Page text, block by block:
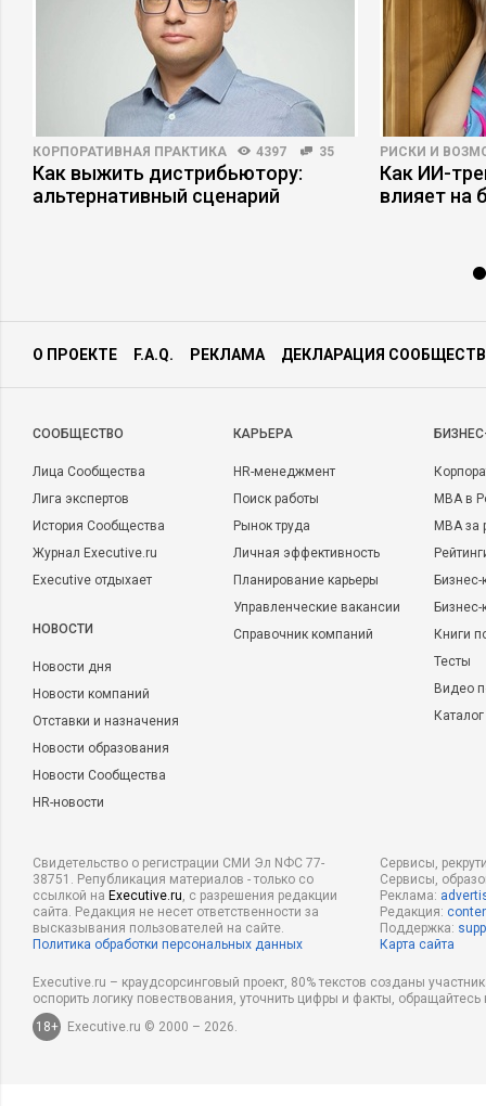
КОРПОРАТИВНАЯ ПРАКТИКА 4397 35
Как выжить дистрибьютору:
альтернативный сценарий
РИСКИ И
Как ИИ-
влияет на
О ПРОЕКТЕ F.A.Q. РЕКЛАМА ДЕКЛАРАЦИЯ
CООБЩЕСТВО
Лица Сообщества
Лига экспертов
История Сообщества
Журнал Executive.ru
Executive отдыхает
НОВОСТИ
Новости дня
Новости компаний
Отставки и назначения
Новости образования
Новости Сообщества
HR-новости
КАРЬЕРА
HR-менеджмент
Поиск работы
Рынок труда
Личная эффективность
Планирование карьеры
Управленческие вакансии
Справочник компаний
MBA в
MBA
Бизнес-
Книги
Тесты
Видео
Свидетельство о регистрации СМИ Эл NФС 77-
38751. Републикация материалов - только со
ссылкой на Executive.ru, с разрешения редакции
сайта. Редакция не несет ответственности за
высказывания пользователей на сайте.
Политика обработки персональных данных
Сервисы,
Сервисы,
Реклама:
Редакция:
Поддержка:
Карта сайта
Executive.ru – краудсорсинговый проект, 80% текстов созданы
оспорить логику повествования, уточнить цифры и факты,
18+
Executive.ru © 2000 – 2026.